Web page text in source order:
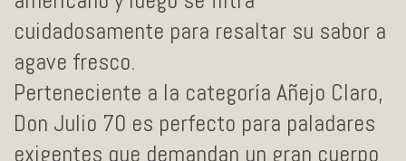
cuidadosamente para resaltar su sabor a
agave fresco.
Perteneciente a la categoría Añejo Claro,
Don Julio 70 es perfecto para paladares
exigentes que demandan un gran cuerpo